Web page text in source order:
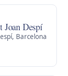
Joan Despí
Barcelona